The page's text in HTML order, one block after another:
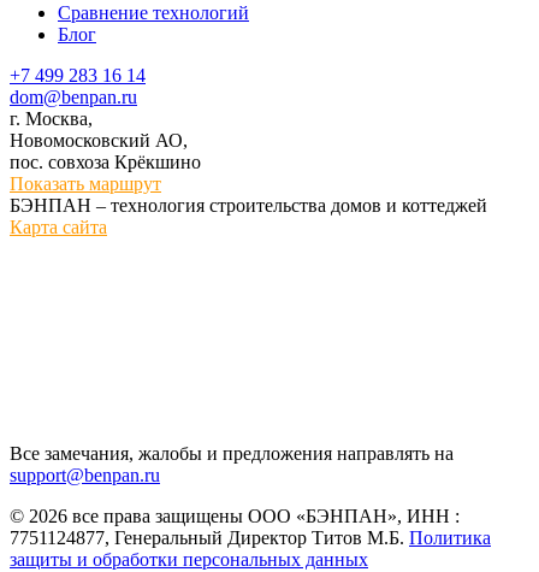
Сравнение технологий
Блог
+7 499 283 16 14
dom@benpan.ru
г. Москва,
Новомосковский АО,
пос. совхоза Крёкшино
Показать маршрут
БЭНПАН – технология строительства домов и коттеджей
Карта сайта
Все замечания, жалобы и предложения направлять на
support@benpan.ru
© 2026 все права защищены ООО «БЭНПАН», ИНН :
7751124877, Генеральный Директор Титов М.Б. Политика
защиты и обработки персональных данных